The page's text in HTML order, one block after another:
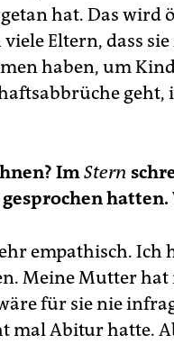
hat. Das wird
Eltern, dass
haben, um
ImStern
hatten.
empathisch. Ich
Meine Mutter
für sie nie
mal Abitur hatte.